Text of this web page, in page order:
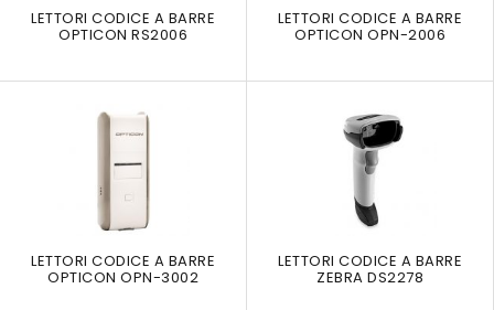
LETTORI CODICE A BARRE
OPTICON RS2006
LETTORI CODICE A BARRE
OPTICON OPN-2006
LETTORI CODICE A BARRE
OPTICON OPN-3002
LETTORI CODICE A BARRE
ZEBRA DS2278